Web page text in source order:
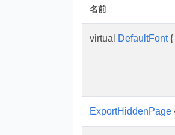
名前
virtual DefaultFont{
ExportHiddenPage